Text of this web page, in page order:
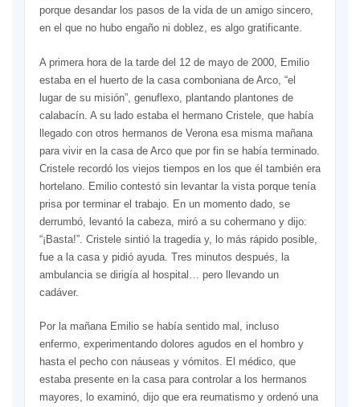
porque desandar los pasos de la vida de un amigo sincero,
en el que no hubo engaño ni doblez, es algo gratificante.
A primera hora de la tarde del 12 de mayo de 2000, Emilio
estaba en el huerto de la casa comboniana de Arco, “el
lugar de su misión”, genuflexo, plantando plantones de
calabacín. A su lado estaba el hermano Cristele, que había
llegado con otros hermanos de Verona esa misma mañana
para vivir en la casa de Arco que por fin se había terminado.
Cristele recordó los viejos tiempos en los que él también era
hortelano. Emilio contestó sin levantar la vista porque tenía
prisa por terminar el trabajo. En un momento dado, se
derrumbó, levantó la cabeza, miró a su cohermano y dijo:
“¡Basta!”. Cristele sintió la tragedia y, lo más rápido posible,
fue a la casa y pidió ayuda. Tres minutos después, la
ambulancia se dirigía al hospital… pero llevando un
cadáver.
Por la mañana Emilio se había sentido mal, incluso
enfermo, experimentando dolores agudos en el hombro y
hasta el pecho con náuseas y vómitos. El médico, que
estaba presente en la casa para controlar a los hermanos
mayores, lo examinó, dijo que era reumatismo y ordenó una